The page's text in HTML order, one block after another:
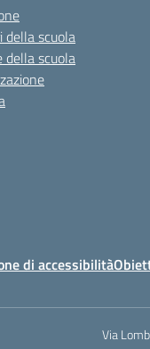
della scuola
della scuola
di accessibilità
Via